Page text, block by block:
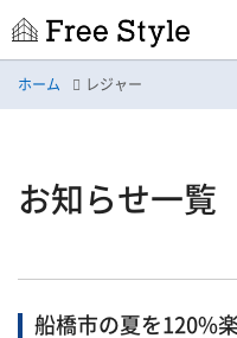
ホーム レジャー
お知らせ一覧
船橋市の夏を120%